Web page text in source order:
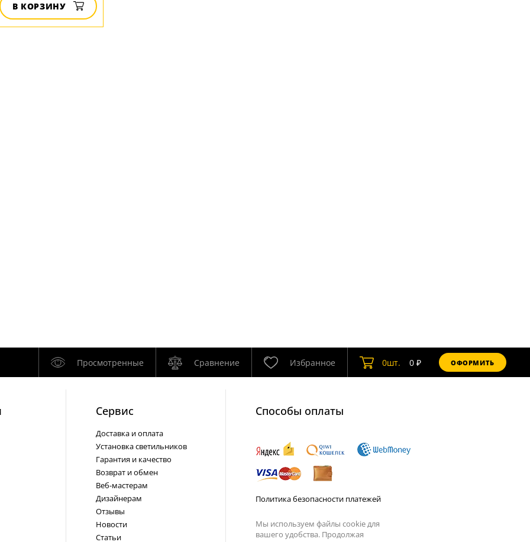
В КОРЗИНУ
Просмотренные Сравнение Избранное 0шт. 0₽ ОФОРМИТЬ
Cервис
Доставка и оплата
Установка светильников
Гарантия и качество
Возврат и обмен
Веб-мастерам
Дизайнерам
Отзывы
Новости
Статьи
Способы оплаты
Политика безопасности платежей
Мы используем файлы cookie для
вашего удобства. Продолжая